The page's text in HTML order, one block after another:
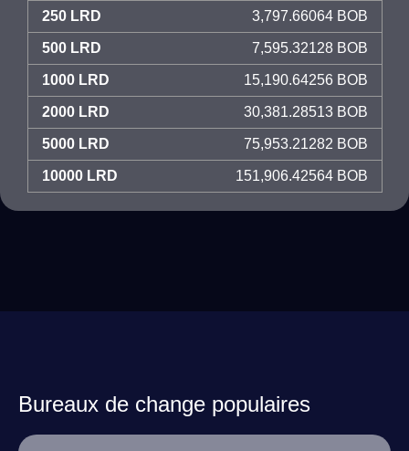
250 LRD 3,797.66064 BOB
500 LRD 7,595.32128 BOB
1000 LRD 15,190.64256 BOB
2000 LRD 30,381.28513 BOB
5000 LRD 75,953.21282 BOB
10000 LRD 151,906.42564 BOB
Bureaux de change populaires